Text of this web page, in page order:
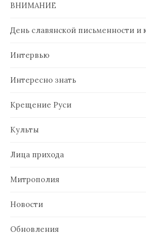
ВНИМАНИЕ
День славянской письменности и
Интервью
Интересно знать
Крещение Руси
Культы
Лица прихода
Митрополия
Новости
Обновления